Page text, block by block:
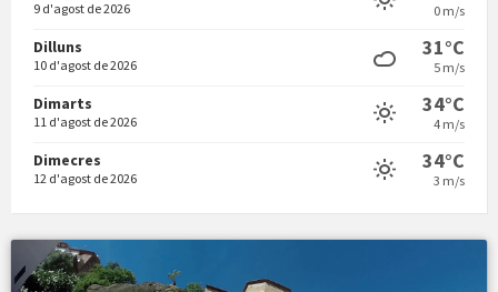
Vermuts a la Font. Hit parit
9 d'agost de 2026 0 m/s
Dilluns
10 d'agost de 2026
31°C
5 m/s
Dimarts
11 d'agost de 2026
34°C
4 m/s
Dimecres
12 d'agost de 2026
34°C
3 m/s